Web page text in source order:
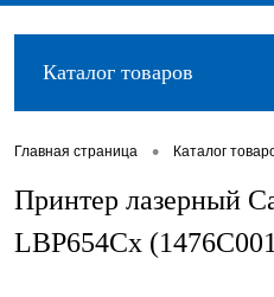
Каталог товаров
Главная страница • Каталог
Принтер лазерный
LBP654Cx